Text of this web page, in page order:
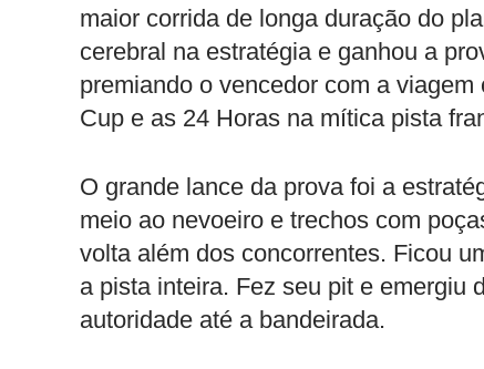
maior corrida de longa duração do
cerebral na estratégia e ganhou a
premiando o vencedor com a
Cup e as 24 Horas na mítica pista
O grande lance da prova foi a
meio ao nevoeiro e trechos com
volta além dos concorrentes. Ficou
a pista inteira. Fez seu pit e emergiu
autoridade até a bandeirada.